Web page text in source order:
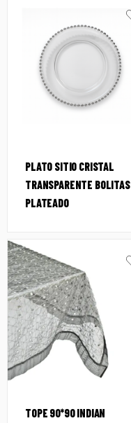
PLATO SITIO CRISTAL
TRANSPARENTE BOLITAS
PLATEADO
TOPE 90*90 INDIAN